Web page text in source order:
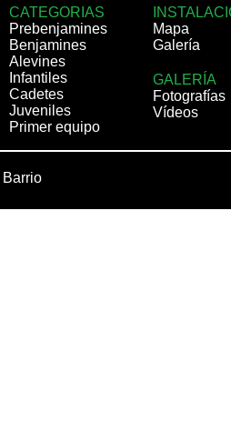
CATEGORIAS
Prebenjamines
Benjamines
Alevines
Infantiles
Cadetes
Juveniles
Primer equipo
Mapa
Galería
GALERÍA
Fotografías
Vídeos
Barrio